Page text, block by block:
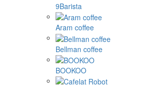
9Barista
Aram coffee
Bellman coffee
BOOKOO